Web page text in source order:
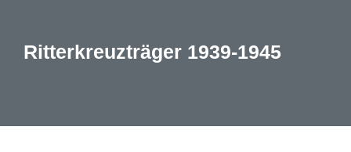
Ritterkreuzträger 1939-1945